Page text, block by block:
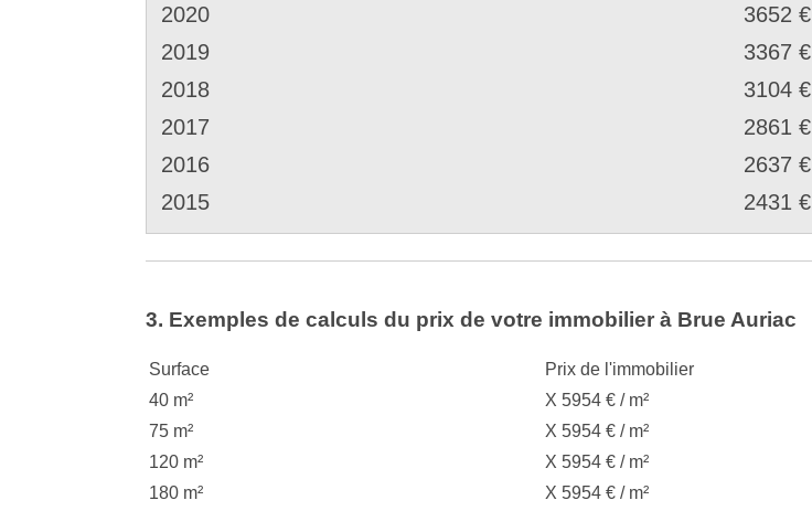
2020
3652 €
2019
3367 €
2018
3104 €
2017
2861 €
2016
2637 €
2015
2431 €
3. Exemples de calculs du prix de votre immobilier à Brue Auriac
Surface Prix de l'immobilier
40 m²
X 5954 € / m²
75 m²
X 5954 € / m²
120 m²
X 5954 € / m²
180 m²
X 5954 € / m²